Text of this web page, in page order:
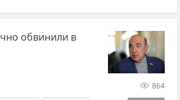
ГБР госизмена
обвинили в
864